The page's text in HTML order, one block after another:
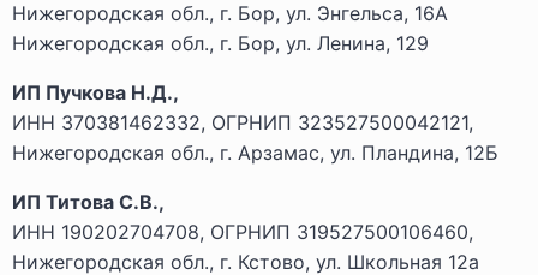
Нижегородская обл., г. Бор, ул. Энгельса, 16А
Нижегородская обл., г. Бор, ул. Ленина, 129
ИП Пучкова Н.Д.,
ИНН 370381462332, ОГРНИП 323527500042121,
Нижегородская обл., г. Арзамас, ул. Пландина, 12Б
ИП Титова С.В.,
ИНН 190202704708, ОГРНИП 319527500106460,
Нижегородская обл., г. Кстово, ул. Школьная 12а